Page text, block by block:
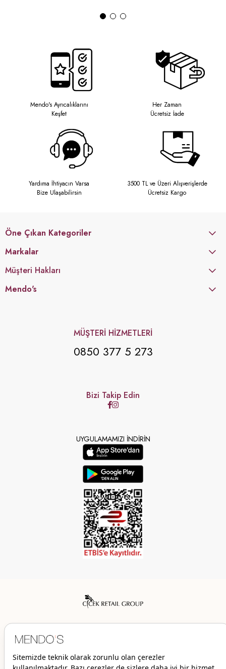
Mendo's Ayrıcalıklarını
Keşfet
Her Zaman
Ücretsiz İade
Yardıma İhtiyacın Varsa
Bize Ulaşabilirsin
3500 TL ve Üzeri Alışverişlerde
Ücretsiz Kargo
Öne Çıkan Kategoriler
Markalar
Müşteri Hakları
Mendo's
MÜŞTERİ HİZMETLERİ
0850 377 5 273
Bizi Takip Edin
UYGULAMAMIZI İNDİRİN
© 2026 Mendo’s | Her hakkı saklıdır.